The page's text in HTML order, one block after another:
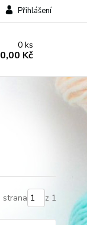
Přihlášení
0ks
0,00 Kč
strana z 1